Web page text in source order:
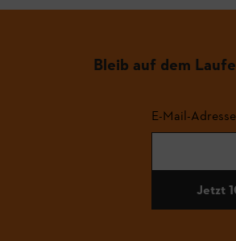
Bleib auf dem
E-Mail-Adresse
Jetzt